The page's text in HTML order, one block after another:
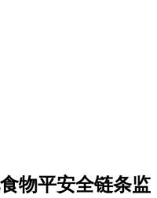
物平安全链条监